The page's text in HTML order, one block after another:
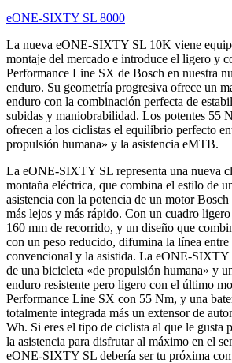
eONE-SIXTY SL 8000
La nueva eONE-SIXTY SL 10K viene
montaje del mercado e introduce el ligero y
Performance Line SX de Bosch en nuestra
enduro. Su geometría progresiva ofrece un
enduro con la combinación perfecta de
subidas y maniobrabilidad. Los potentes 55
ofrecen a los ciclistas el equilibrio perfecto
propulsión humana» y la asistencia eMTB.
La eONE-SIXTY SL representa una nueva
montaña eléctrica, que combina el estilo de
asistencia con la potencia de un motor
más lejos y más rápido. Con un cuadro
160 mm de recorrido, y un diseño que
con un peso reducido, difumina la línea
convencional y la asistida. La eONE-SIXTY
de una bicicleta «de propulsión humana» y
enduro resistente pero ligero con el último
Performance Line SX con 55 Nm, y una
totalmente integrada más un extensor de
Wh. Si eres el tipo de ciclista al que le gusta
la asistencia para disfrutar al máximo en el
eONE-SIXTY SL debería ser tu próxima